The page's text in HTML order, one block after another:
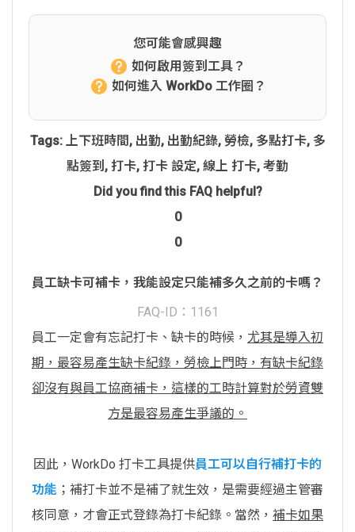
您可能會感興趣
如何啟用簽到工具？
如何進入 WorkDo 工作圈？
Tags: 上下班時間 , 出勤, 出勤紀錄, 勞檢, 多點打卡, 多
點簽到 , 打卡, 打卡 設定, 線上 打卡, 考勤
Did you find this FAQ helpful?
0
0
員工缺卡可補卡，我能設定只能補多久之前的卡嗎？
FAQ-ID：1161
員工一定會有忘記打卡、缺卡的時候， 尤其是導入初
期，最容易產生缺卡紀錄，勞檢上門時，有缺卡紀錄
卻沒有與員工協商補卡，這樣的工時計算對於勞資雙
方是最容易產生爭議的。
因此，WorkDo 打卡工具提供員工可以自行補打卡的
功能 ；補打卡並不是補了就生效，是需要經過主管審
核同意，才會正式登錄為打卡紀錄。當然， 補卡如果